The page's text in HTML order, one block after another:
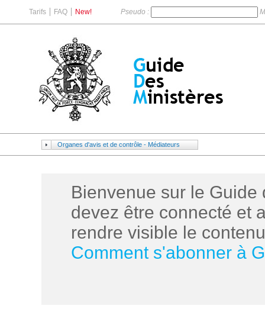
Tarifs FAQ New! Pseudo :
Organes d'avis et de contrôle - Médiateurs
Bienvenue sur le Guide
devez être connecté et
rendre visible le
Comment s'abonner à